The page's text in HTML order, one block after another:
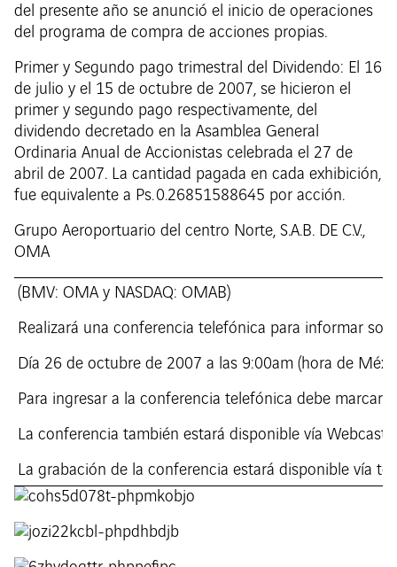
del presente año se anunció el inicio de operaciones
del programa de compra de acciones propias.
Primer y Segundo pago trimestral del Dividendo: El 16
de julio y el 15 de octubre de 2007, se hicieron el
primer y segundo pago respectivamente, del
dividendo decretado en la Asamblea General
Ordinaria Anual de Accionistas celebrada el 27 de
abril de 2007. La cantidad pagada en cada exhibición,
fue equivalente a Ps. 0.26851588645 por acción.
Grupo Aeroportuario del centro Norte, S.A.B. DE C.V.,
OMA
(BMV: OMA y NASDAQ: OMAB)
Realizará una conferencia telefónica para informar
Día 26 de octubre de 2007 a las 9:00am (hora de
Para ingresar a la conferencia telefónica debe marcar
La conferencia también estará disponible vía Webcast
La grabación de la conferencia estará disponible vía